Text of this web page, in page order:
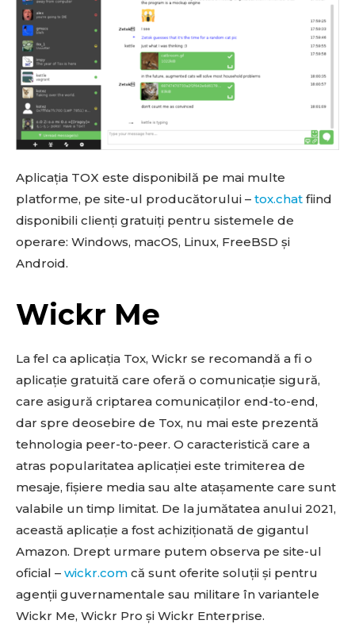
Aplicația TOX este disponibilă pe mai multe
platforme, pe site-ul producătorului – tox.chat fiind
disponibili clienți gratuiți pentru sistemele de
operare: Windows, macOS, Linux, FreeBSD și
Android.
Wickr Me
La fel ca aplicația Tox, Wickr se recomandă a fi o
aplicație gratuită care oferă o comunicație sigură,
care asigură criptarea comunicaților end-to-end,
dar spre deosebire de Tox, nu mai este prezentă
tehnologia peer-to-peer. O caracteristică care a
atras popularitatea aplicației este trimiterea de
mesaje, fișiere media sau alte atașamente care sunt
valabile un timp limitat. De la jumătatea anului 2021,
această aplicație a fost achiziționată de gigantul
Amazon. Drept urmare putem observa pe site-ul
oficial – wickr.com că sunt oferite soluții și pentru
agenții guvernamentale sau militare în variantele
Wickr Me, Wickr Pro și Wickr Enterprise.